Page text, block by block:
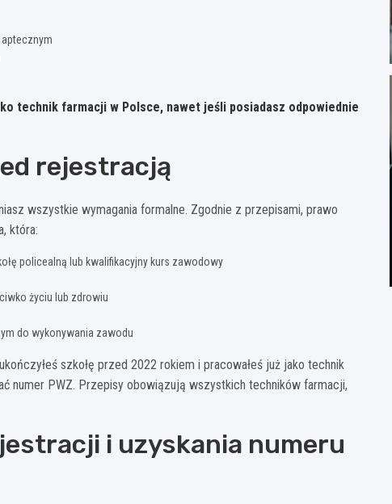
technik farmacji w Polsce, nawet jeśli posiadasz odpowiednie
rejestracją
wszystkie wymagania formalne. Zgodnie z przepisami, prawo
która:
policealną lub kwalifikacyjny kurs zawodowy
życiu lub zdrowiu
do wykonywania zawodu
szkołę przed 2022 rokiem i pracowałeś już jako technik
numer PWZ. Przepisy obowiązują wszystkich techników farmacji,
i uzyskania numeru